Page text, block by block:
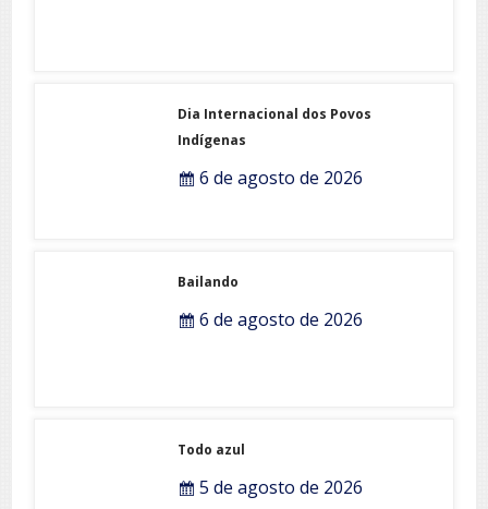
Dia Internacional dos Povos
Indígenas
6 de agosto de 2026
Bailando
6 de agosto de 2026
Todo azul
5 de agosto de 2026